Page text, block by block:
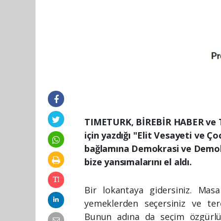
TIMETURK, BİREBİR HABER
için yazdığı "Elit Vesayeti ve
bağlamına Demokrasi ve
bize yansımalarını el aldı.
Bir lokantaya gidersiniz.
yemeklerden seçersiniz ve
Bunun adına da seçim